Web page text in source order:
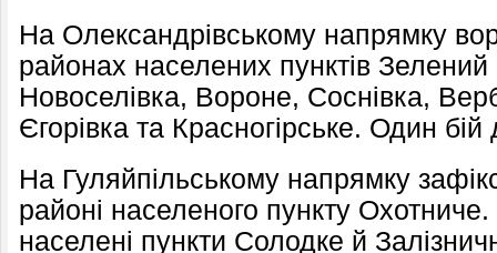
На Олександрівському напрямку
районах населених пунктів
Новоселівка, Вороне, Соснівка,
Єгорівка та Красногірське. Один бій
На Гуляйпільському напрямку
районі населеного пункту Охотниче.
населені пункти Солодке й